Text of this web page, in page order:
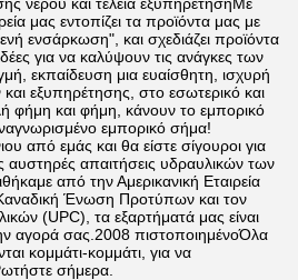
μας εντοπίζει τα προϊόντα μας με
ενσάρκωση", και σχεδιάζει προϊόντα
για να καλύψουν τις ανάγκες των
εκπαίδευση μια ευαίσθητη, ισχυρή
εξυπηρέτησης, στο εσωτερικό και
φήμη και φήμη, κάνουν το εμπορικό
εμπορικό σήμα!
από εμάς και θα είστε σίγουροι για
απαιτήσεις υδραυλικών των
από την Αμερικανική Εταιρεία
Ένωση Προτύπων και τον
(UPC), τα εξαρτήματά μας είναι
αγορά σας.2008 πιστοποιημένοΌλα
κομμάτι-κομμάτι, για να
σήμερα.